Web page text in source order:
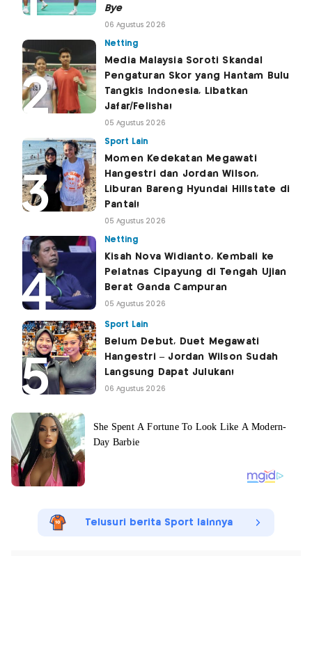
Bye
06 Agustus 2026
Netting
Media Malaysia Soroti Skandal
Pengaturan Skor yang Hantam Bulu
Tangkis Indonesia, Libatkan
Jafar/Felisha!
05 Agustus 2026
Sport Lain
Momen Kedekatan Megawati
Hangestri dan Jordan Wilson,
Liburan Bareng Hyundai Hillstate di
Pantai!
05 Agustus 2026
Netting
Kisah Nova Widianto, Kembali ke
Pelatnas Cipayung di Tengah Ujian
Berat Ganda Campuran
05 Agustus 2026
Sport Lain
Belum Debut, Duet Megawati
Hangestri – Jordan Wilson Sudah
Langsung Dapat Julukan!
06 Agustus 2026
Telusuri berita Sport lainnya